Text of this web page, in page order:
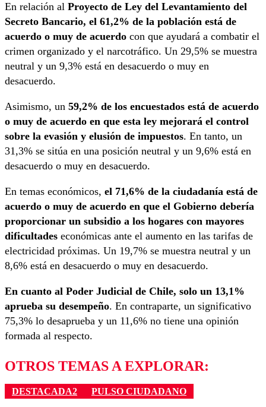
En relación al Proyecto de Ley del Levantamiento del
Secreto Bancario, el 61,2% de la población está de
acuerdo o muy de acuerdo con que ayudará a combatir el
crimen organizado y el narcotráfico. Un 29,5% se muestra
neutral y un 9,3% está en desacuerdo o muy en
desacuerdo.
Asimismo, un 59,2% de los encuestados está de acuerdo
o muy de acuerdo en que esta ley mejorará el control
sobre la evasión y elusión de impuestos. En tanto, un
31,3% se sitúa en una posición neutral y un 9,6% está en
desacuerdo o muy en desacuerdo.
En temas económicos, el 71,6% de la ciudadanía está de
acuerdo o muy de acuerdo en que el Gobierno debería
proporcionar un subsidio a los hogares con mayores
dificultades económicas ante el aumento en las tarifas de
electricidad próximas. Un 19,7% se muestra neutral y un
8,6% está en desacuerdo o muy en desacuerdo.
En cuanto al Poder Judicial de Chile, solo un 13,1%
aprueba su desempeño. En contraparte, un significativo
75,3% lo desaprueba y un 11,6% no tiene una opinión
formada al respecto.
OTROS TEMAS A EXPLORAR:
DESTACADA2 PULSO CIUDADANO